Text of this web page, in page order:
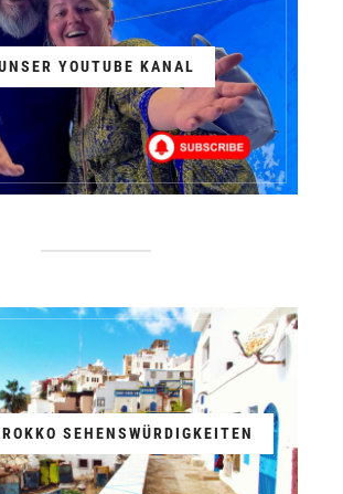
YOUTUBE KANAL
SEHENSWÜRDIGKEITEN